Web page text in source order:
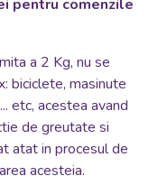
pentru comenzile
a 2 Kg, nu se
biciclete, masinute
etc, acestea avand
de greutate si
atat in procesul de
acesteia.